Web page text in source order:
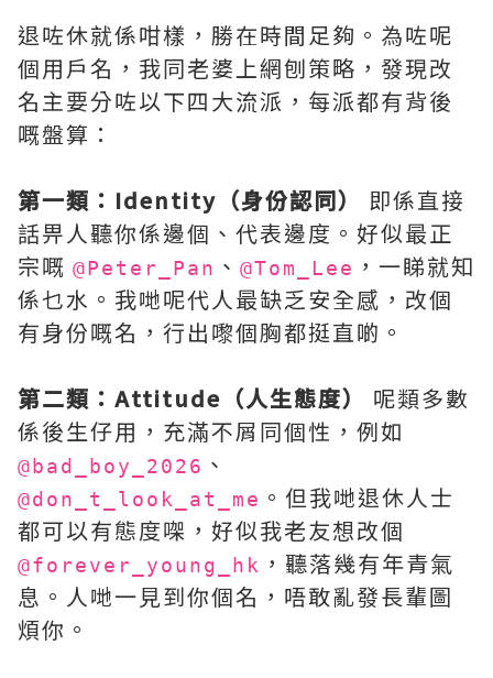
退咗休就係咁樣，勝在時間足夠。為咗呢
個用戶名，我同老婆上網刨策略，發現改
名主要分咗以下四大流派，每派都有背後
嘅盤算：
第一類：Identity（身份認同）
即係直接
話畀人聽你係邊個、代表邊度。好似最正
宗嘅 @Peter_Pan 、 @Tom_Lee ，一睇就知
係乜水。我哋呢代人最缺乏安全感，改個
有身份嘅名，行出嚟個胸都挺直啲。
第二類：Attitude（人生態度）
呢類多數
係後生仔用，充滿不屑同個性，例如
@bad_boy_2026 、
@don_t_look_at_me 。但我哋退休人士
都可以有態度㗎，好似我老友想改個
@forever_young_hk ，聽落幾有年青氣
息。人哋一見到你個名，唔敢亂發長輩圖
煩你。